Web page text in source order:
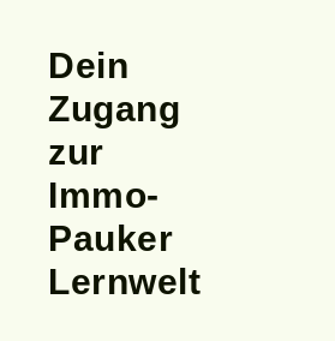
Dein
Zugang
zur
Immo-
Pauker
Lernwelt